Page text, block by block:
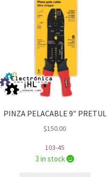
PINZA PELACABLE 9″ PRETUL
$150.00
103-45
3 in stock